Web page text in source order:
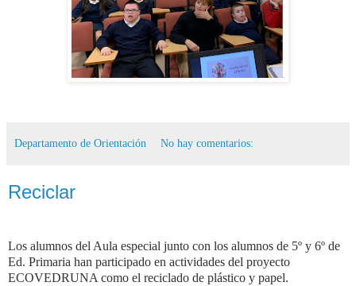
Departamento de Orientación No hay comentarios:
Reciclar
Los alumnos del Aula especial junto con los alumnos de 5º y 6º de
Ed. Primaria han participado en actividades del proyecto
ECOVEDRUNA como el reciclado de plástico y papel.